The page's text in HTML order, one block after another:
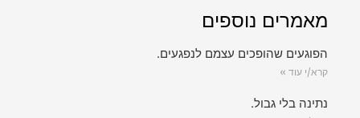
מאמרים נוספים
הפוגעים שהופכים עצמם לנפגעים.
קרא/י עוד »
נתינה בלי גבול.